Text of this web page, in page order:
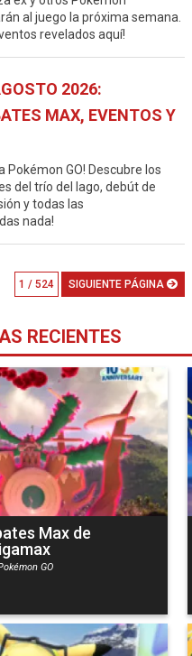
al juego la próxima semana.
revelados aquí!
2026:
MAX, EVENTOS Y
Pokémon GO! Descubre los
del trío del lago, debút de
y todas las
nada!
1 / 524 SIGUIENTE PÁGINA
RECIENTES
Max de
GO